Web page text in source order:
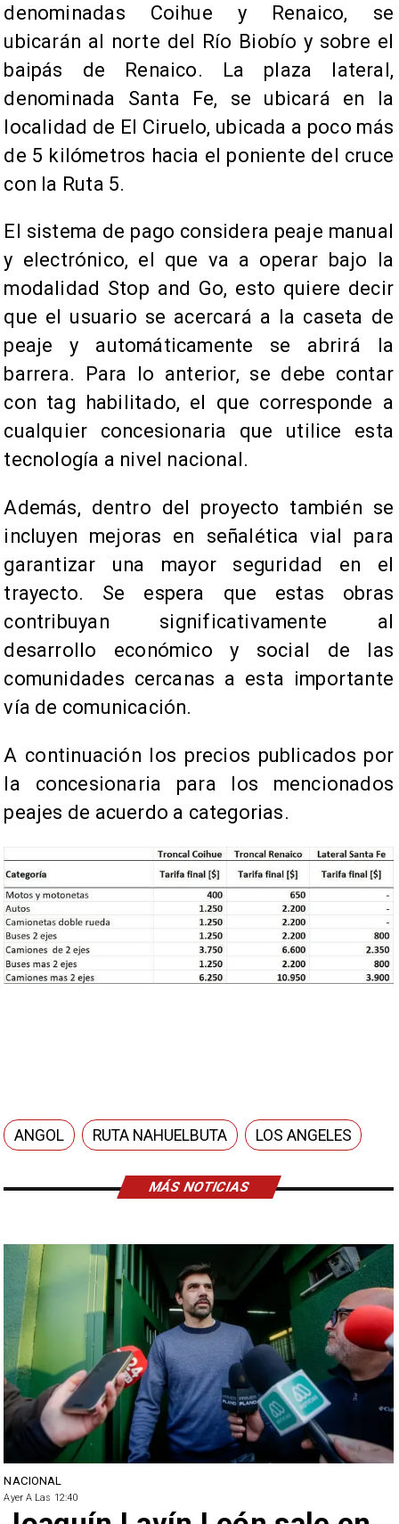
MÁS NOTICIAS
denominadas Coihue y Renaico, se
ubicarán al norte del Río Biobío y sobre el
baipás de Renaico. La plaza lateral,
denominada Santa Fe, se ubicará en la
localidad de El Ciruelo, ubicada a poco más
de 5 kilómetros hacia el poniente del cruce
con la Ruta 5.
El sistema de pago considera peaje manual
y electrónico, el que va a operar bajo la
modalidad Stop and Go, esto quiere decir
que el usuario se acercará a la caseta de
peaje y automáticamente se abrirá la
barrera. Para lo anterior, se debe contar
con tag habilitado, el que corresponde a
cualquier concesionaria que utilice esta
tecnología a nivel nacional.
Además, dentro del proyecto también se
incluyen mejoras en señalética vial para
garantizar una mayor seguridad en el
trayecto. Se espera que estas obras
contribuyan significativamente al
desarrollo económico y social de las
comunidades cercanas a esta importante
vía de comunicación.
A continuación los precios publicados por
la concesionaria para los mencionados
peajes de acuerdo a categorias.
ANGOL RUTA NAHUELBUTA LOS ANGELES
NACIONAL
Ayer A Las 12:40